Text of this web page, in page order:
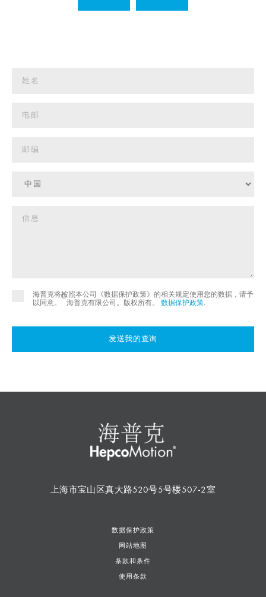
海普克将按照本公司《数据保护政策》的相关规定使用您的数据，请予
以同意。
©
海普克有限公司。版权所有。 数据保护政策
发送我的查询
上海市宝山区真大路520号5号楼507-2室
数据保护政策
网站地图
条款和条件
使用条款